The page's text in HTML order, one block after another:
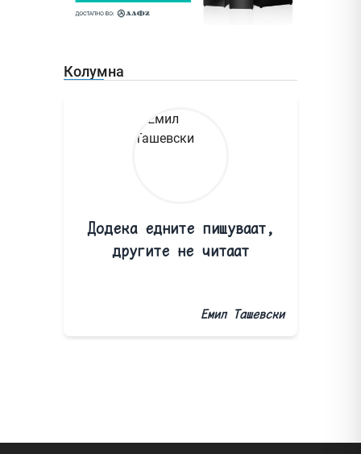
Колумна
Додека едните пишуваат,
другите не читаат
Емил Ташевски